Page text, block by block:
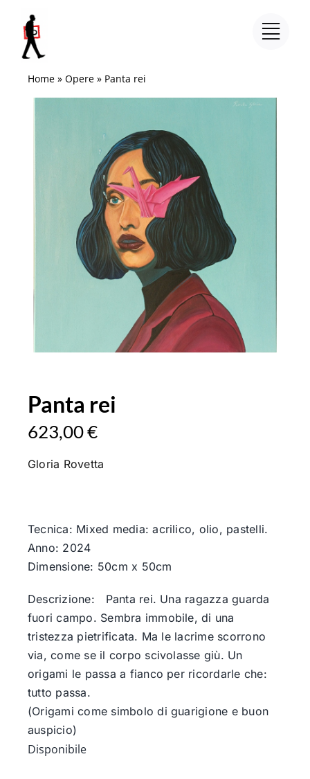
contenuto
Home» Opere» Panta rei
Panta rei
623,00€
Gloria Rovetta
Tecnica: Mixed media: acrilico, olio, pastelli.
Anno: 2024
Dimensione: 50cm x 50cm
Descrizione: Panta rei. Una ragazza guarda
fuori campo. Sembra immobile, di una
tristezza pietrificata. Ma le lacrime scorrono
via, come se il corpo scivolasse giù. Un
origami le passa a fianco per ricordarle che:
tutto passa.
(Origami come simbolo di guarigione e buon
auspicio)
Disponibile